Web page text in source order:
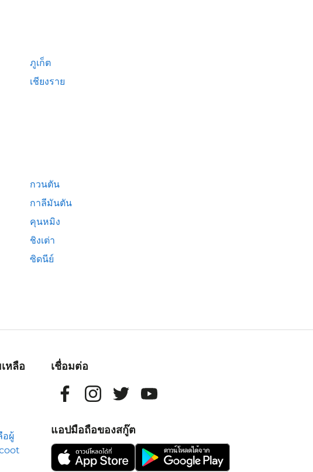
ภูเก็ต
เชียงราย
กวนตัน
กาลีมันตัน
คุนหมิง
ชิงเต่า
ซิดนีย์
หลือ
อผู้
เชื่อมต่อ
แอปมือถือของสกู๊ต